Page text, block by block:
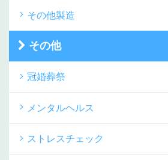
その他製造
その他
冠婚葬祭
メンタルヘルス
ストレスチェック